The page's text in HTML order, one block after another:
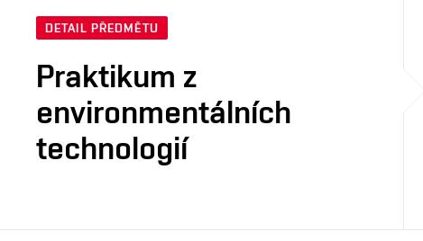
DETAIL PŘEDMĚTU
Praktikum z
environmentálních
technologií